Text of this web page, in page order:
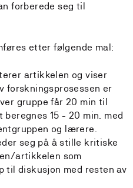
forberede seg til
etter følgende mal:
artikkelen og viser
forskningsprosessen er
gruppe får 20 min til
15 - 20 min. med
og lærere.
seg på å stille kritiske
artikkelen som
til diskusjon med resten av